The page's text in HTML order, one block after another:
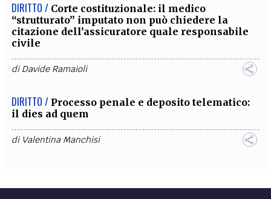
DIRITTO / Corte costituzionale: il medico
“strutturato” imputato non può chiedere la
citazione dell’assicuratore quale responsabile
civile
diDavide Ramaioli
DIRITTO / Processo penale e deposito telematico:
il dies ad quem
di Valentina Manchisi